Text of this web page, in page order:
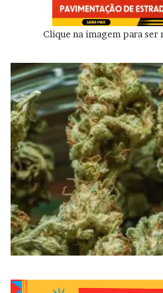
Clique na imagem para